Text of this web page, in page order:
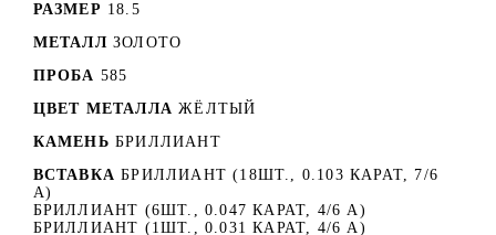
РАЗМЕР 18.5
МЕТАЛЛ ЗОЛОТО
ПРОБА 585
ЦВЕТ МЕТАЛЛА ЖЁЛТЫЙ
КАМЕНЬ БРИЛЛИАНТ
ВСТАВКА БРИЛЛИАНТ (18ШТ., 0.103 КАРАТ, 7/6
А)
БРИЛЛИАНТ (6ШТ., 0.047 КАРАТ, 4/6 А)
БРИЛЛИАНТ (1ШТ., 0.031 КАРАТ, 4/6 А)